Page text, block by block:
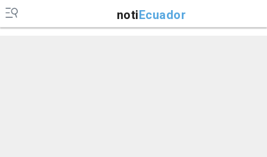
notiEcuador